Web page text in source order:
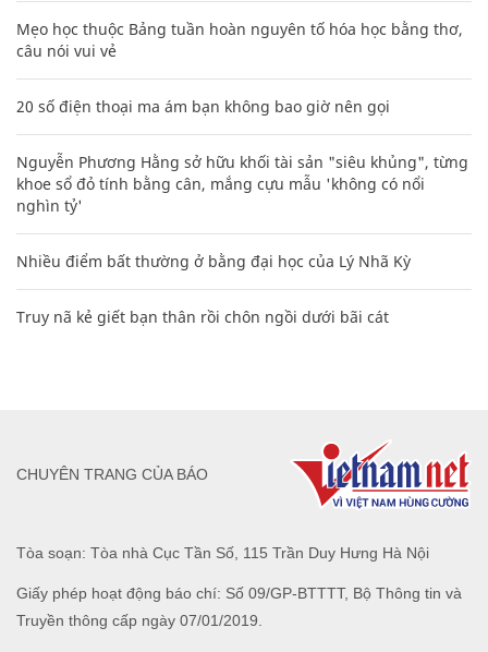
Mẹo học thuộc Bảng tuần hoàn nguyên tố hóa học bằng thơ,
câu nói vui vẻ
20 số điện thoại ma ám bạn không bao giờ nên gọi
Nguyễn Phương Hằng sở hữu khối tài sản "siêu khủng", từng
khoe sổ đỏ tính bằng cân, mắng cựu mẫu 'không có nổi
nghìn tỷ'
Nhiều điểm bất thường ở bằng đại học của Lý Nhã Kỳ
Truy nã kẻ giết bạn thân rồi chôn ngồi dưới bãi cát
Tòa soạn: Tòa nhà Cục Tần Số, 115 Trần Duy Hưng Hà Nội
Giấy phép hoạt động báo chí: Số 09/GP-BTTTT, Bộ Thông tin và
Truyền thông cấp ngày 07/01/2019.
CHUYÊN TRANG CỦA BÁO